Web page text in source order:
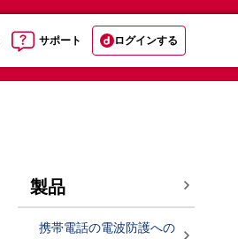
サポート ログインする
製品
携帯電話の電波防護への